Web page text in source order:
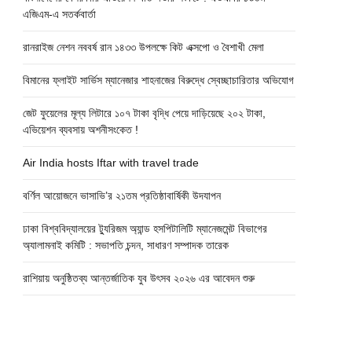
এজিএম-এ সতর্কবার্তা
রানরাইজ নেশন নববর্ষ রান ১৪৩৩ উপলক্ষে কিট এক্সপো ও বৈশাখী মেলা
বিমানের ফ্লাইট সার্ভিস ম্যানেজার শাহনাজের বিরুদ্ধে স্বেচ্ছাচারিতার অভিযোগ
জেট ফুয়েলের মূল্য লিটারে ১০৭ টাকা বৃদ্ধি পেয়ে দাড়িয়েছে ২০২ টাকা,
এভিয়েশন ব্যবসায় অশনীসংকেত !
Air India hosts Iftar with travel trade
বর্ণিল আয়োজনে ভাসাভি’র ২১তম প্রতিষ্ঠাবার্ষিকী উদযাপন
ঢাকা বিশ্ববিদ্যালয়ের ট্যুরিজম অ্যান্ড হসপিটালিটি ম্যানেজমেন্ট বিভাগের
অ্যালামনাই কমিটি : সভাপতি চন্দন, সাধারণ সম্পাদক তারেক
রাশিয়ায় অনুষ্ঠিতব্য আন্তর্জাতিক যুব উৎসব ২০২৬ এর আবেদন শুরু